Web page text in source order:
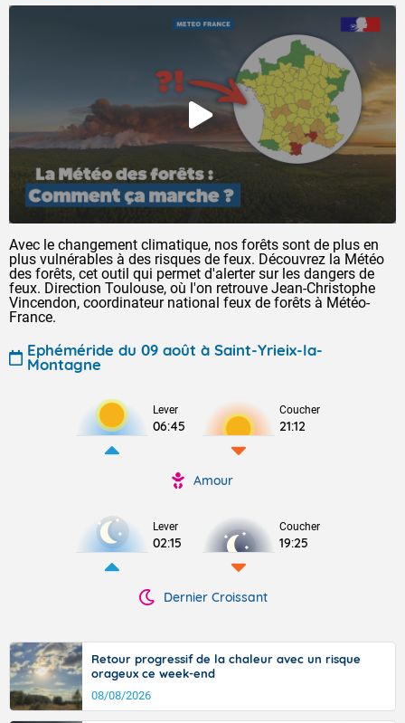
Avec le changement climatique, nos forêts sont de plus en
plus vulnérables à des risques de feux. Découvrez la Météo
des forêts, cet outil qui permet d'alerter sur les dangers de
feux. Direction Toulouse, où l'on retrouve Jean-Christophe
Vincendon, coordinateur national feux de forêts à Météo-
France.
Ephéméride du 09 août à Saint-Yrieix-la-
Montagne
Lever
06:45
Coucher
21:12
Amour
Lever
02:15
Coucher
19:25
Dernier Croissant
Retour progressif de la chaleur avec un risque
orageux ce week-end
08/08/2026